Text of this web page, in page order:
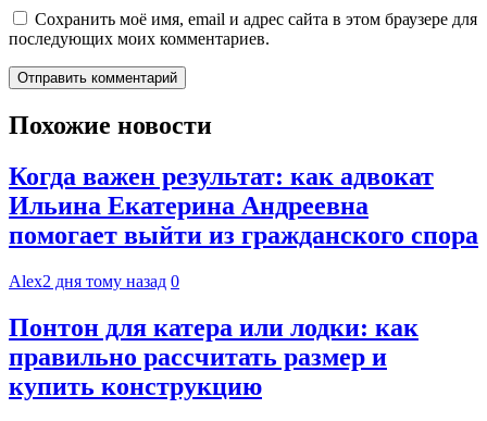
Сохранить моё имя, email и адрес сайта в этом браузере для
последующих моих комментариев.
Похожие новости
Когда важен результат: как адвокат
Ильина Екатерина Андреевна
помогает выйти из гражданского спора
Alex2 дня тому назад 0
Понтон для катера или лодки: как
правильно рассчитать размер и
купить конструкцию